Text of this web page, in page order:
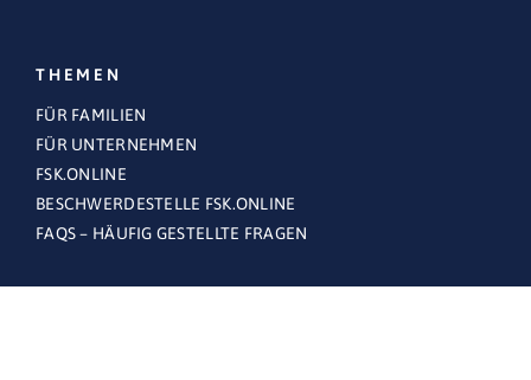
THEMEN
FÜR FAMILIEN
FÜR UNTERNEHMEN
FSK.ONLINE
BESCHWERDESTELLE FSK.ONLINE
FAQS – HÄUFIG GESTELLTE FRAGEN